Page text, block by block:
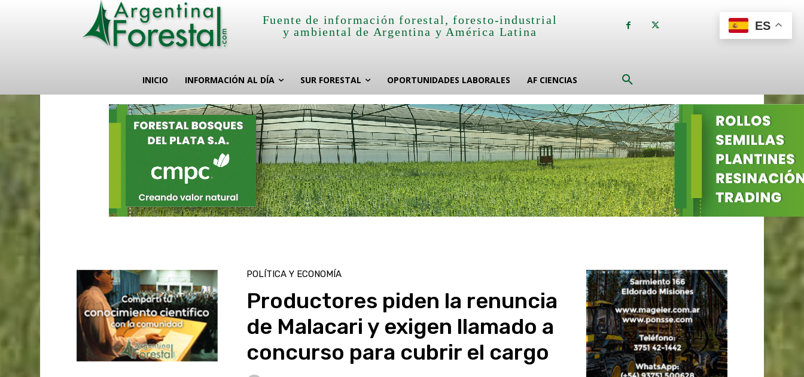
Fuente de información forestal, foresto-industrial
y ambiental de Argentina y América Latina
INICIO INFORMACIÓN AL DÍA SUR FORESTAL OPORTUNIDADES LABORALES AF CIENCIAS
POLÍTICA Y ECONOMÍA
Productores piden la renuncia
de Malacari y exigen llamado a
concurso para cubrir el cargo
ES